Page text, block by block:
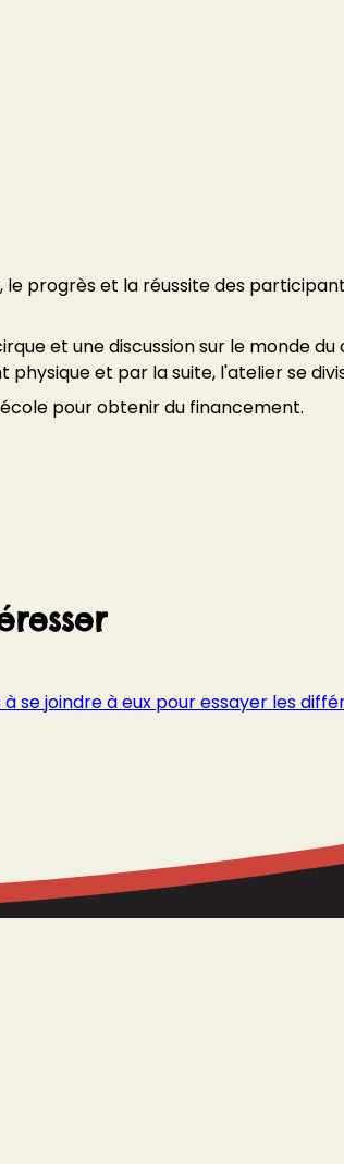
progrès et la réussite des
et une discussion sur le monde
et par la suite, l'atelier se
pour obtenir du financement.
joindre à eux pour essayer les